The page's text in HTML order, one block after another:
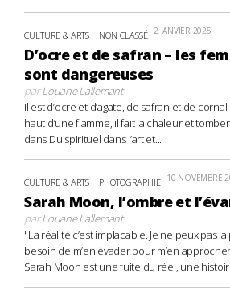
CULTURE & ARTS NON CLASSÉ 2 JANVIER 2025
D’ocre et de safran – les
sont dangereuses
parLouane Lallemant
Il est d’ocre et d’agate, de safran et de
haut d’une flamme, il fait la chaleur et
dans Du spirituel dans l’art et...
CULTURE & ARTS PHOTOGRAPHIE 10 NOVEMBRE
Sarah Moon, l’ombre et
parLouane Lallemant
"La réalité c’est implacable. Je ne peux pas la
besoin de m’en évader pour m’en
Sarah Moon est une fuite du réel, une